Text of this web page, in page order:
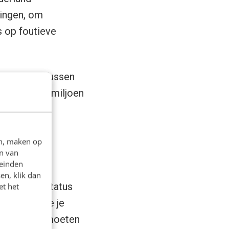
maken op
van
klik dan
het
om
op foutieve
manier. Tussen
176 miljoen
een
je de status
partijen die je
toegang moeten